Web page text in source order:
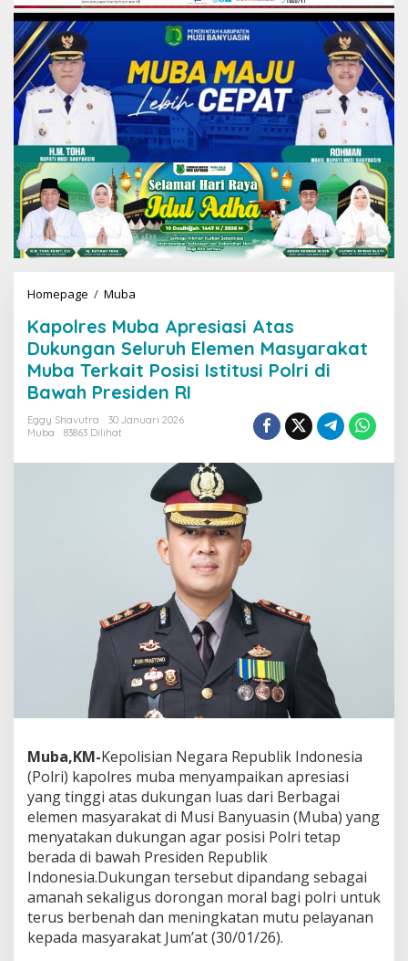
Homepage / Muba
p
o
l
r
e
M
s
i
t
a
s
u
u
g
a
n
S
e
u
r
u
h
Kapolres Muba Apresiasi Atas
Dukungan Seluruh Elemen Masyarakat
Muba Terkait Posisi Istitusi Polri di
Bawah Presiden RI
Eggy Shavutra
30 Januari 2026
Muba
83863 Dilihat
Muba,KM-Kepolisian Negara Republik Indonesia
(Polri) kapolres muba menyampaikan apresiasi
yang tinggi atas dukungan luas dari Berbagai
elemen masyarakat di Musi Banyuasin (Muba) yang
menyatakan dukungan agar posisi Polri tetap
berada di bawah Presiden Republik
Indonesia.Dukungan tersebut dipandang sebagai
amanah sekaligus dorongan moral bagi polri untuk
terus berbenah dan meningkatan mutu pelayanan
kepada masyarakat Jum’at (30/01/26).